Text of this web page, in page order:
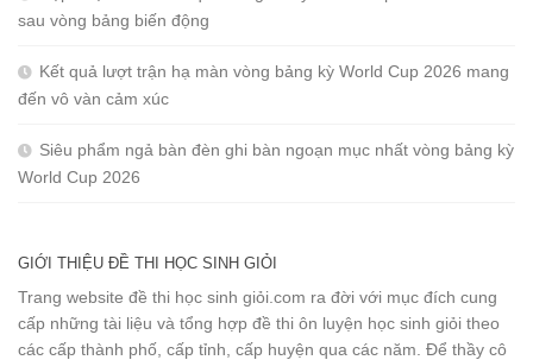
sau vòng bảng biến động
Kết quả lượt trận hạ màn vòng bảng kỳ World Cup 2026 mang
đến vô vàn cảm xúc
Siêu phẩm ngả bàn đèn ghi bàn ngoạn mục nhất vòng bảng kỳ
World Cup 2026
GIỚI THIỆU ĐỀ THI HỌC SINH GIỎI
Trang website đề thi học sinh giỏi.com ra đời với mục đích cung
cấp những tài liệu và tổng hợp đề thi ôn luyện học sinh giỏi theo
các cấp thành phố, cấp tỉnh, cấp huyện qua các năm. Để thầy cô